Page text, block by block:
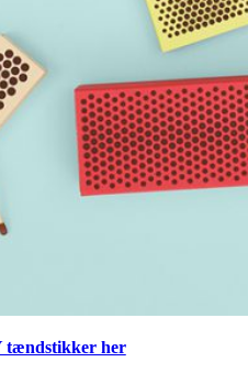
tændstikker her